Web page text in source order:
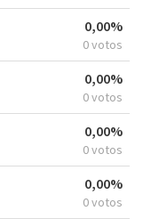
0,00%
0 votos
0,00%
0 votos
0,00%
0 votos
0,00%
0 votos